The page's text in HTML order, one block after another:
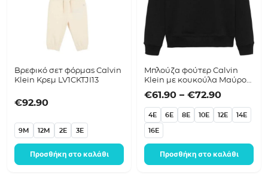
Βρεφικό σετ φόρμας Calvin
Klein Κρεμ LV1CKTJI13
€92.90
9M 12M 2E 3E
Προσθήκη στο καλάθι
Μπλούζα φούτερ Calvin
Klein με κουκούλα Μαύρο
€61.90 – €72.90Price
4E 6E 8E 10E 12E
14E
16E
Προσθήκη στο καλάθι